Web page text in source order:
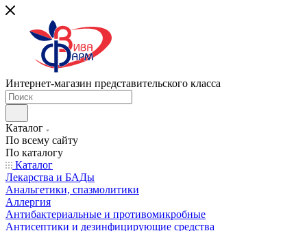
Интернет-магазин представительского класса
Каталог
По всему сайту
По каталогу
Каталог
Лекарства и БАДы
Анальгетики, спазмолитики
Аллергия
Антибактериальные и противомикробные
Антисептики и дезинфицирующие средства